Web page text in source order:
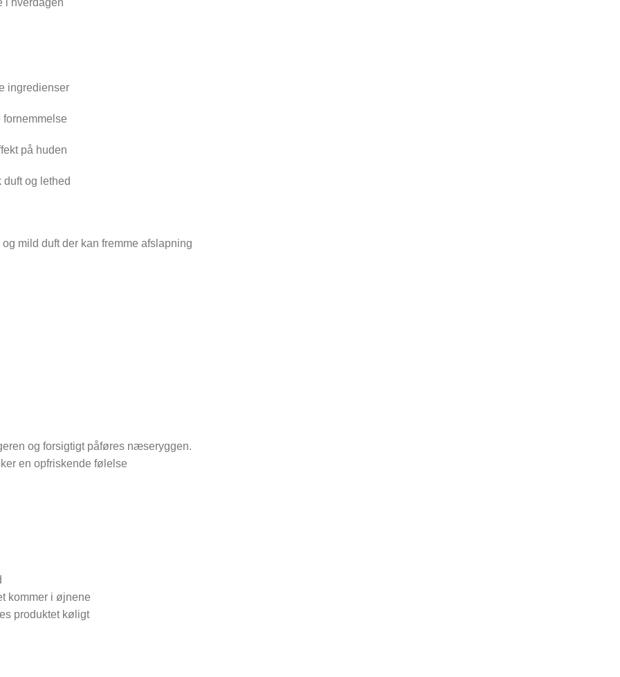
ingredienser
fornemmelse
på huden
duft og lethed
mild duft der kan fremme afslapning
og forsigtigt påføres næseryggen.
en opfriskende følelse
kommer i øjnene
produktet køligt